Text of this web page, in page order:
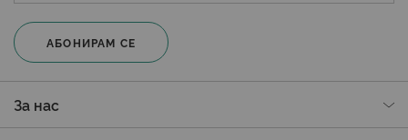
АБОНИРАМ СЕ
За нас